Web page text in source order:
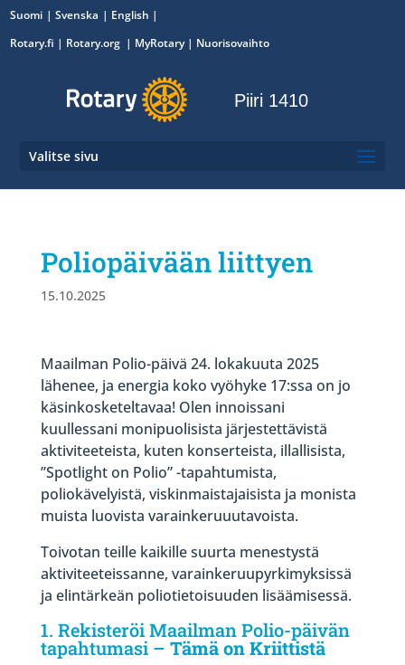
Suomi Svenska
English
Rotary.fi | Rotary.org | MyRotary| Nuorisovaihto
Piiri 1410
Valitse sivu
Poliopäivään liittyen
15.10.2025
Maailman Polio-päivä 24. lokakuuta 2025
lähenee, ja energia koko vyöhyke 17:ssa on jo
käsinkosketeltavaa! Olen innoissani
kuullessani monipuolisista järjestettävistä
aktiviteeteista, kuten konserteista, illallisista,
”Spotlight on Polio” -tapahtumista,
poliokävelyistä, viskinmaistajaisista ja monista
muista luovista varainkeruuutavoista.
Toivotan teille kaikille suurta menestystä
aktiviteeteissanne, varainkeruupyrkimyksissä
ja elintärkeän poliotietoisuuden lisäämisessä.
1. Rekisteröi Maailman Polio-päivän
tapahtumasi – Tämä on Kriittistä